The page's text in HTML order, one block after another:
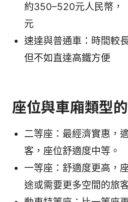
約350–520元人民幣
元
速達與普通車：時間較
但不如直達高鐵方便
座位與車廂類型
二等座：最經濟實惠，
客，座位舒適度中等。
一等座：舒適度更高，
途或需要更多空間的旅